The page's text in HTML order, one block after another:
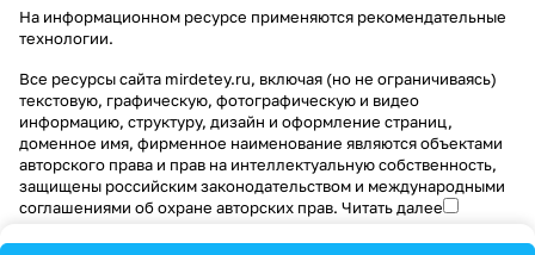
На информационном ресурсе применяются рекомендательные
технологии.
Все ресурсы сайта mirdetey.ru, включая (но не ограничиваясь)
текстовую, графическую, фотографическую и видео
информацию, структуру, дизайн и оформление страниц,
доменное имя, фирменное наименование являются объектами
авторского права и прав на интеллектуальную собственность,
защищены российским законодательством и международными
соглашениями об охране авторских прав. Читать далее